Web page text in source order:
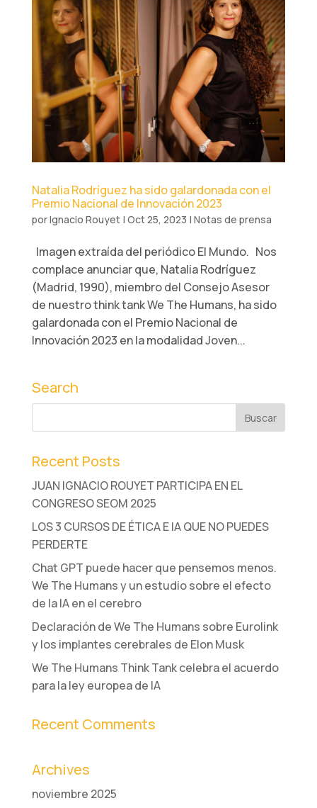
Natalia Rodríguez ha sido galardonada con el
Premio Nacional de Innovación 2023
porIgnacio Rouyet| Oct 25, 2023 | Notas de prensa
Imagen extraída del periódico El Mundo. Nos
complace anunciar que, Natalia Rodríguez
(Madrid, 1990), miembro del Consejo Asesor
de nuestro think tank We The Humans, ha sido
galardonada con el Premio Nacional de
Innovación 2023 en la modalidad Joven...
Search
Recent Posts
JUAN IGNACIO ROUYET PARTICIPA EN EL
CONGRESO SEOM 2025
LOS 3 CURSOS DE ÉTICA E IA QUE NO PUEDES
PERDERTE
Chat GPT puede hacer que pensemos menos.
We The Humans y un estudio sobre el efecto
de la IA en el cerebro
Declaración de We The Humans sobre Eurolink
y los implantes cerebrales de Elon Musk
We The Humans Think Tank celebra el acuerdo
para la ley europea de IA
Recent Comments
Archives
noviembre 2025